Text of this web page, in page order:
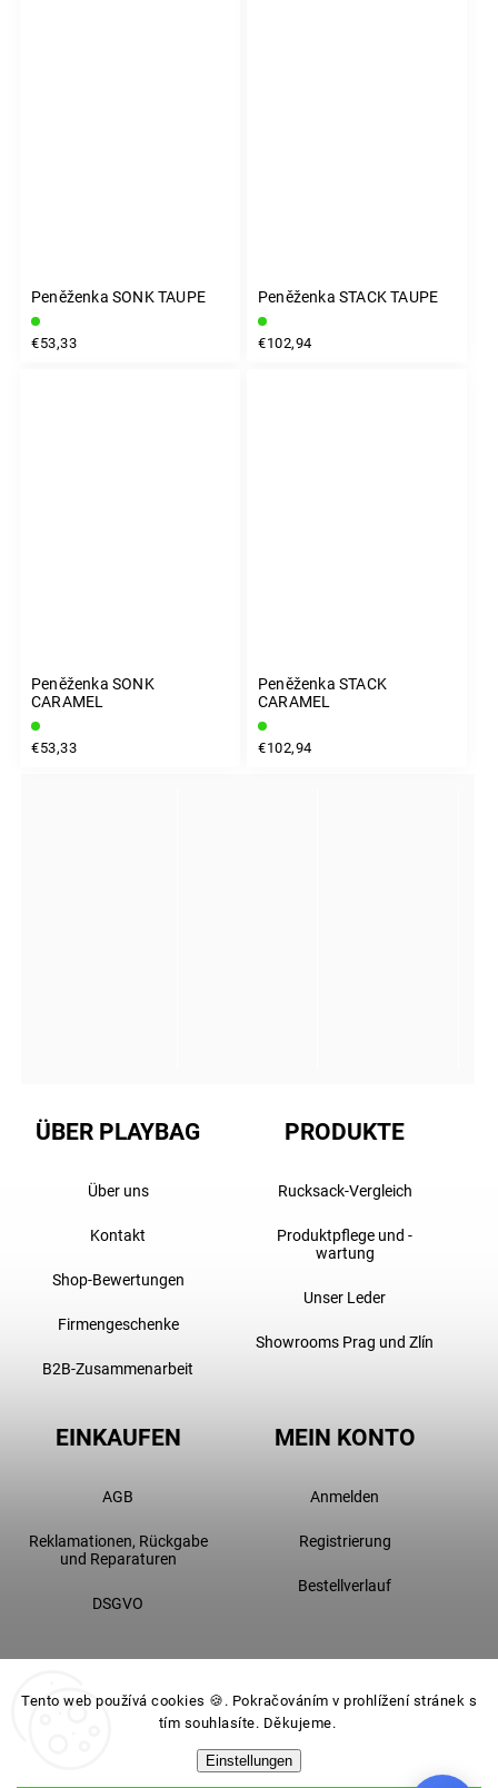
Tento web používá cookies 🍪. Pokračováním v prohlížení stránek s
tím souhlasíte. Děkujeme.
Einstellungen
Peněženka SONK TAUPE
€53,33
Peněženka STACK TAUPE
€102,94
Peněženka SONK
CARAMEL
€53,33
Peněženka STACK
CARAMEL
€102,94
INSTAGRAM
ÜBER PLAYBAG
Über uns
Kontakt
Shop-Bewertungen
Firmengeschenke
B2B-Zusammenarbeit
PRODUKTE
Rucksack-Vergleich
Produktpflege und -
wartung
Unser Leder
Showrooms Prag und Zlín
EINKAUFEN
AGB
Reklamationen, Rückgabe
und Reparaturen
DSGVO
MEIN KONTO
Anmelden
Registrierung
Bestellverlauf